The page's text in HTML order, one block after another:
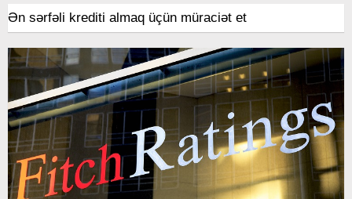
Ən sərfəli krediti almaq üçün müraciət et